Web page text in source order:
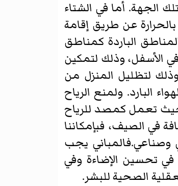
الجهة. أما في الشتاء
عن طريق إقامة
الباردة كمناطق
الأسفل، وذلك لتمكين
وذلك لتظليل المنزل من
البارد. ولمنع الرياح
بحيث تعمل كمصد للرياح
في الصيف، فبإمكاننا
وصناعي.فالمباني يجب
تحسين الإضاءة وفي
الصحية للبشر.